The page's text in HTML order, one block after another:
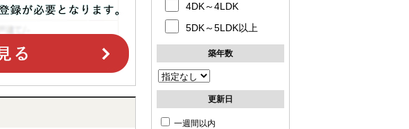
4DK～4LDK
5DK～5LDK以上
築年数
更新日
一週間以内